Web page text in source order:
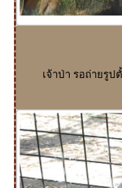
เจ้าป่า รอถ่ายรูป